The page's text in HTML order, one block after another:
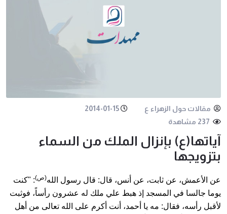
مقالات حول الزهراء ع
2014-01-15
آياتها(ع) بإنزال الملك من السماء
بتزويجها
عن الأعمش، عن ثابت، عن أنس، قال: قال رسول الله(ص): "كنت
يوما جالسا في المسجد إذ هبط علي ملك له عشرون رأساً، فوثبت
لأقبل رأسه، فقال: مه يا أحمد، أنت أكرم على الله تعالى من أهل